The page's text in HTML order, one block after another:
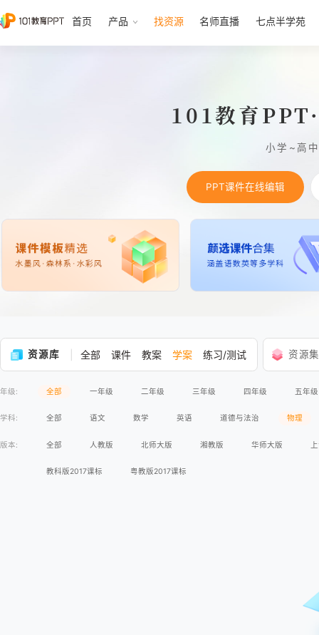
首页 产品 找资源 名师直播 七点半学苑
101教育
小学~高
PPT课件在线编辑
资源库 全部 课件 教案 学案 练习/测试 资源
年级: 全部 一年级 二年级 三年级 四年级 五年级
学科: 全部 语文 数学 英语 道德与法治 物理
版本: 全部 人教版 北师大版 湘教版 华师大版
教科版2017课标 粤教版2017课标